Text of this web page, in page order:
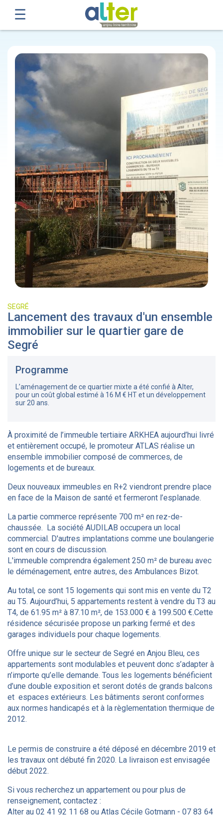
SEGRÉ
Lancement des travaux d'un ensemble
immobilier sur le quartier gare de
Segré
Programme
L’aménagement de ce quartier mixte a été confié à Alter,
pour un coût global estimé à 16 M € HT et un développement
sur 20 ans.
À proximité de l’immeuble tertiaire ARKHEA aujourd’hui livré
et entièrement occupé, le promoteur ATLAS réalise un
ensemble immobilier composé de commerces, de
logements et de bureaux.
Deux nouveaux immeubles en R+2 viendront prendre place
en face de la Maison de santé et fermeront l’esplanade.
La partie commerce représente 700 m² en rez-de-
chaussée. La société AUDILAB occupera un local
commercial. D'autres implantations comme une boulangerie
sont en cours de discussion.
L'immeuble comprendra également 250 m² de bureau avec
le déménagement, entre autres, des Ambulances Bizot.
Au total, ce sont 15 logements qui sont mis en vente du T2
au T5. Aujourd’hui, 5 appartements restent à vendre du T3 au
T4, de 61.95 m² à 87.10 m², de 153.000 € à 199.500 €.Cette
résidence sécurisée propose un parking fermé et des
garages individuels pour chaque logements.
Offre unique sur le secteur de Segré en Anjou Bleu, ces
appartements sont modulables et peuvent donc s’adapter à
n’importe qu’elle demande. Tous les logements bénéficient
d’une double exposition et seront dotés de grands balcons
et espaces extérieurs. Les bâtiments seront conformes
aux normes handicapés et à la règlementation thermique de
2012.
Le permis de construire a été déposé en décembre 2019 et
les travaux ont débuté fin 2020. La livraison est envisagée
début 2022.
Si vous recherchez un appartement ou pour plus de
renseignement, contactez :
Alter au 02 41 92 11 68 ou Atlas Cécile Gotmann - 07 83 64